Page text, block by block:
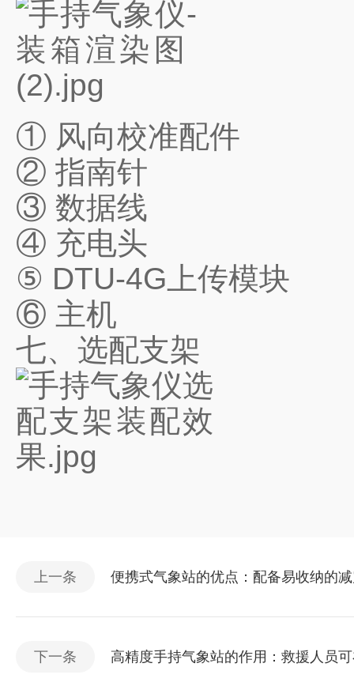
① 风向校准配件
② 指南针
③ 数据线
④ 充电头
⑤ DTU-4G上传模块
⑥ 主机
七、选配支架
上一条 便携式气象站的优点：配备易收纳的
下一条 高精度手持气象站的作用：救援人员